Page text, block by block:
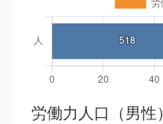
労働力人口（男性）